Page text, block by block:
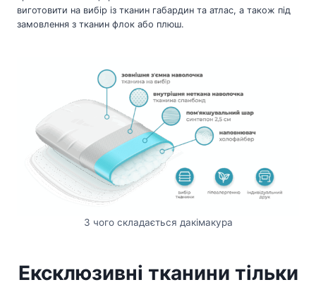
виготовити на вибір із тканин габардин та атлас, а також під
замовлення з тканин флок або плюш.
З чого складається дакімакура
Ексклюзивні тканини тільки